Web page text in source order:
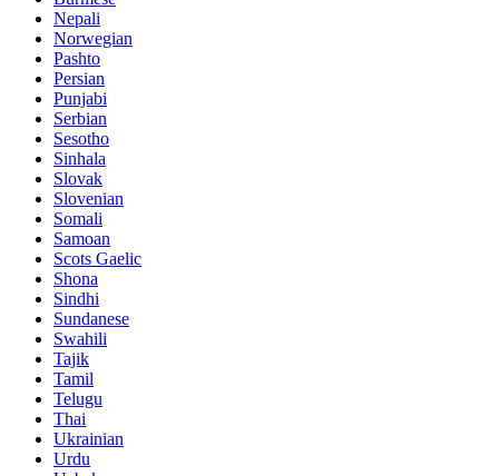
Nepali
Norwegian
Pashto
Persian
Punjabi
Serbian
Sesotho
Sinhala
Slovak
Slovenian
Somali
Samoan
Scots Gaelic
Shona
Sindhi
Sundanese
Swahili
Tajik
Tamil
Telugu
Thai
Ukrainian
Urdu